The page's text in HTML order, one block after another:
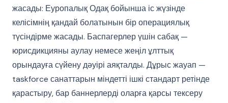
жасады: Еуропалық Одақ бойынша іс жүзінде
келісімнің қандай болатынын бір операциялық
түсіндірме жасады. Баспагерлер үшін сабақ —
юрисдикцияны аулау немесе жеңіл ұлттық
орындауға сүйену дәуірі аяқталды. Дұрыс жауап —
taskforce санаттарын міндетті ішкі стандарт ретінде
қарастыру, бар баннерлерді оларға қарсы тексеру